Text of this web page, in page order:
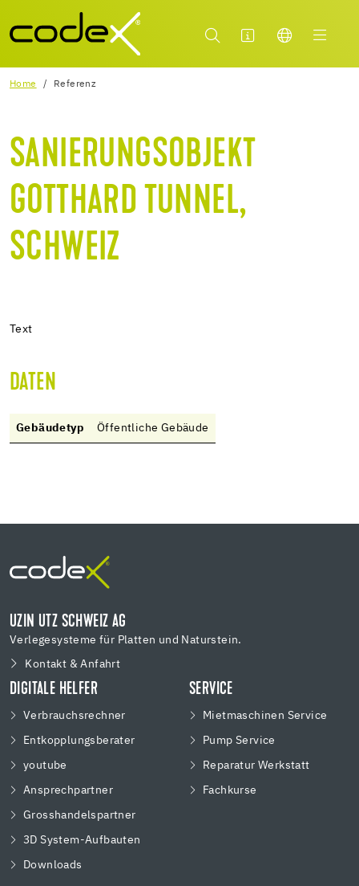
Home Referenz
SANIERUNGSOBJEKT
GOTTHARD TUNNEL,
SCHWEIZ
Text
DATEN
Gebäudetyp Öffentliche Gebäude
UZIN UTZ SCHWEIZ AG
Verlegesysteme für Platten und Naturstein.
Kontakt & Anfahrt
DIGITALE HELFER
Verbrauchsrechner
Entkopplungsberater
youtube
Ansprechpartner
Grosshandelspartner
3D System-Aufbauten
Downloads
SERVICE
Mietmaschinen Service
Pump Service
Reparatur Werkstatt
Fachkurse